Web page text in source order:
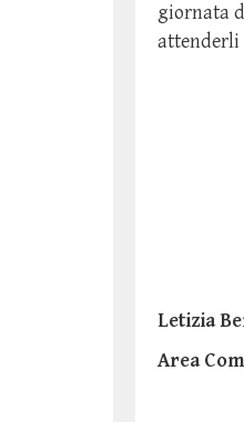
giornata
attenderli
Letizia
Area